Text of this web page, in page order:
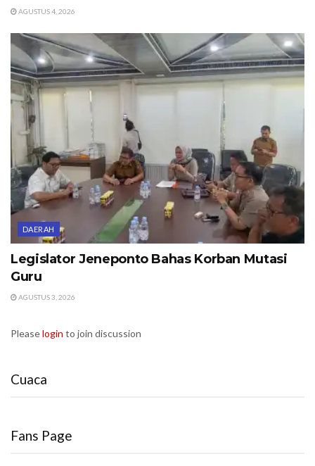
AGUSTUS 4, 2026
DAERAH
Legislator Jeneponto Bahas Korban Mutasi
Guru
AGUSTUS 3, 2026
Pleaselogin to join discussion
Cuaca
Fans Page